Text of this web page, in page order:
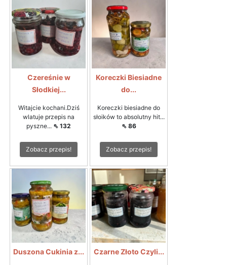
Czereśnie w
Słodkiej...
Witajcie kochani.Dziś
wlatuje przepis na
pyszne... ⇖ 132
Zobacz przepis!
Koreczki Biesiadne
do...
Koreczki biesiadne do
słoików to absolutny hit...
⇖ 86
Zobacz przepis!
Duszona Cukinia z... Czarne Złoto Czyli...